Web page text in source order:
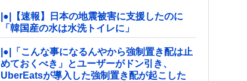
|●|【速報】日本の地震被害に支援したのに
「韓国産の水は水洗トイレに」
|●|「こんな事になるんやから強制置き配は止
めておくべき」とユーザーがドン引き、
UberEatsが導入した強制置き配が起こした